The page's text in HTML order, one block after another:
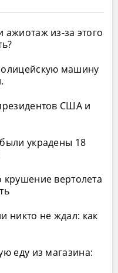
ажиотаж из-за этого
машину
США и
украдены 18
крушение вертолета
никто не ждал: как
еду из магазина: